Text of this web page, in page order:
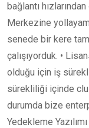
bağlantı
Merkezine
senede bir kere
çalışıyorduk. •
olduğu için iş
sürekliliği içinde
durumda bize
Yedekleme